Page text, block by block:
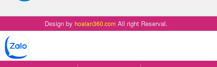
Design by hoalan360.com All right Reserval.